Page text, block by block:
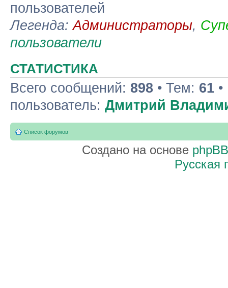
пользователей
Легенда:Администраторы,
пользователи
СТАТИСТИКА
Всего сообщений: 898 • Тем: 61
пользователь: Дмитрий
Список форумов
Создано на основе phpBB
Русская